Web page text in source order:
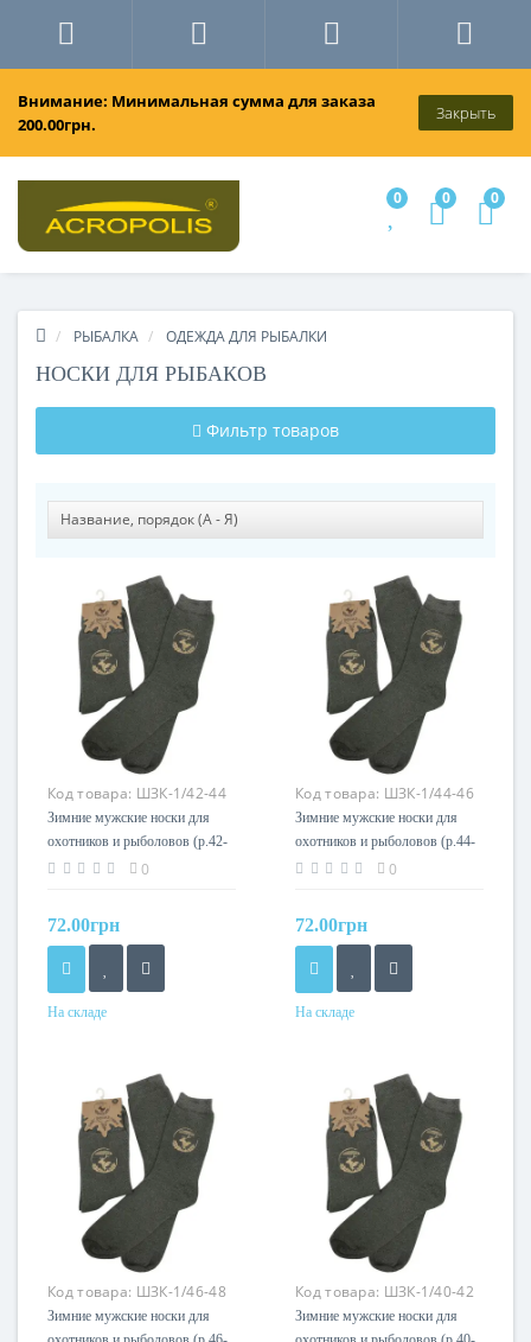
Внимание: Минимальная сумма для заказа
200.00грн.
Закрыть
0 0 0
РЫБАЛКА ОДЕЖДА ДЛЯ РЫБАЛКИ
НОСКИ ДЛЯ РЫБАКОВ
Фильтр товаров
Код товара: ШЗК-1/42-44
Зимние мужские носки для
охотников и рыболовов (р.42-
44) Acropolis
0
72.00грн
На складе
Код товара: ШЗК-1/44-46
Зимние мужские носки для
охотников и рыболовов (р.44-
46) Acropolis
0
72.00грн
На складе
Код товара: ШЗК-1/46-48
Зимние мужские носки для
Код товара: ШЗК-1/40-42
Зимние мужские носки для